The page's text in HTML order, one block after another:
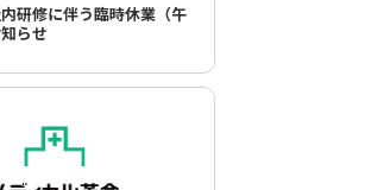
研修に伴う臨時休業（午
らせ